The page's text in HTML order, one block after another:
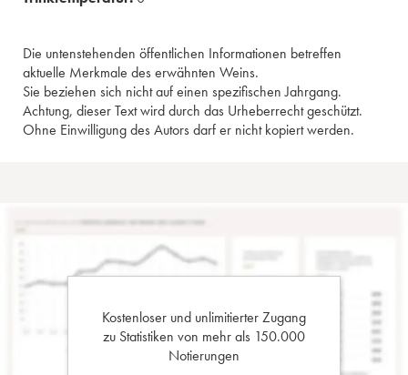
Die untenstehenden öffentlichen Informationen betreffen
aktuelle Merkmale des erwähnten Weins.
Sie beziehen sich nicht auf einen spezifischen Jahrgang.
Achtung, dieser Text wird durch das Urheberrecht geschützt.
Ohne Einwilligung des Autors darf er nicht kopiert werden.
Kostenloser und unlimitierter Zugang
zu Statistiken von mehr als 150.000
Notierungen